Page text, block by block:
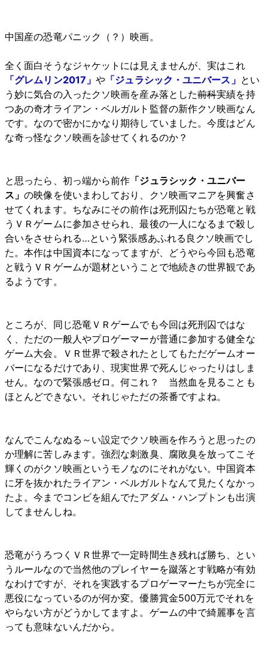
中国産の恐竜パニック（？）映画。
全く面白そうなジャケットには見えませんが、実はこれ
「グレムリン2017」や 「ジュラシック・ユニバース」 とい
う妙に気合の入ったクソ映画を産み落とした前科実績を持
つあの奇才ライアン・ベルガルト監督の新作クソ映画なん
です。なので密かにかなり期待していました。今度はどん
な奇っ怪なクソ映画を診せてくれるのか？
と思ったら、初っ端から前作 「ジュラシック・ユニバー
ス」の映像を使いまわしており、クソ映画マニアを興奮さ
せてくれます。ちなみにその前作は死刑囚たちが恐竜と戦
うＶＲゲームに参加させられ、最後の一人になるまで殺し
合いをさせられる…という緊張感あふれる良クソ映画でし
た。本作は中国資本になってますが、どうやら今回も恐竜
と戦うＶＲゲームが題材ということで地続きの世界観であ
るようです。
ところが、同じ恐竜ＶＲゲームでも今回は死刑囚ではな
く、ただの一般人やプロゲーマーが普通に参加する健全な
ゲーム大会。ＶＲ世界で殺されたとしてもただゲームオー
バーになるだけであり、現実世界で死んじゃったりはしま
せん。なので緊張感ゼロ。何これ？ 当然血を見ることも
ほとんどできない。それじゃただの茶番ですよね。
なんでこんなぬる～い設定でクソ映画を作ろうと思ったの
か理解に苦しみます。強烈な刺激臭、腐敗臭を放ってこそ
輝くのがクソ映画というモノなのにそれがない。中国資本
に牙を抜かれたライアン・ベルガルトなんて見たくなかっ
たよ。今までコンビを組んでたアダム・ハンプトンも出演
してませんしね。
恐竜がうろつくＶＲ世界で一定時間生き残れば勝ち、とい
うルールなので当然他のプレイヤーを蹴落とす戦略が有効
なわけですが、それを実践するプロゲーマーたちが完全に
悪役になっているのが何か変。優勝賞金500万元でそれを
やらない方がどうかしてますよ。ゲームの中で綺麗事を言
っても意味ないんだから。